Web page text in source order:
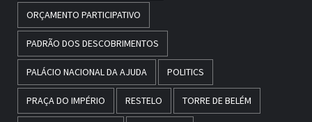
ORÇAMENTO PARTICIPATIVO
PADRÃO DOS DESCOBRIMENTOS
PALÁCIO NACIONAL DA AJUDA POLITICS
PRAÇA DO IMPÉRIO RESTELO TORRE DE BELÉM